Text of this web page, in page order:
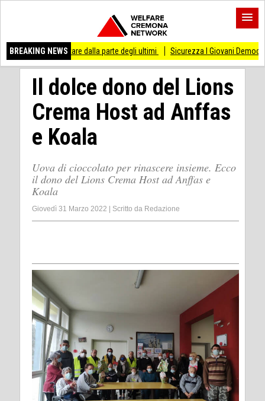
BREAKING NEWS
di stare dalla parte degli ultimi Sicurezza I Giovani Democratici
Il dolce dono del Lions
Crema Host ad Anffas
e Koala
Uova di cioccolato per rinascere insieme. Ecco
il dono del Lions Crema Host ad Anffas e
Koala
Giovedì 31 Marzo 2022 Scritto da Redazione